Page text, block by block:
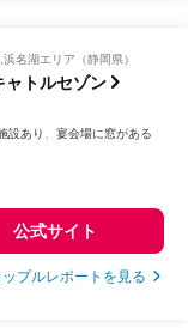
名湖エリア（静岡県）
ャトルセゾン
設あり 宴会場に窓がある
公式サイト
ップルレポートを見る